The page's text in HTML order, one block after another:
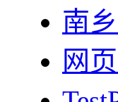
南
网